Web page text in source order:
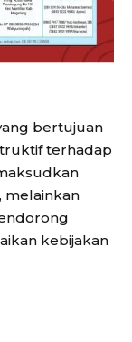
bertujuan
terhadap
kebijakan